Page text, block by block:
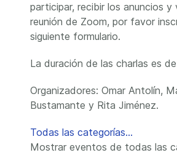
participar, recibir los anuncios y
reunión de Zoom, por favor
siguiente formulario.
La duración de las charlas es
Organizadores: Omar Antolín,
Bustamante y Rita Jiménez.
Todas las categorías...
Mostrar eventos de todas las